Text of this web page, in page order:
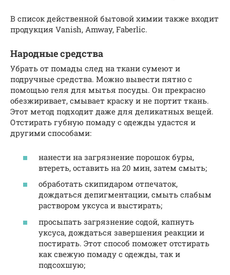
В список действенной бытовой химии также входит
продукция Vanish, Amway, Faberlic.
Народные средства
Убрать от помады след на ткани сумеют и
подручные средства. Можно вывести пятно с
помощью геля для мытья посуды. Он прекрасно
обезжиривает, смывает краску и не портит ткань.
Этот метод подходит даже для деликатных вещей.
Отстирать губную помаду с одежды удастся и
другими способами:
нанести на загрязнение порошок буры,
втереть, оставить на 20 мин, затем смыть;
обработать скипидаром отпечаток,
дождаться депигментации, смыть слабым
раствором уксуса и выстирать;
просыпать загрязнение содой, капнуть
уксуса, дождаться завершения реакции и
постирать. Этот способ поможет отстирать
как свежую помаду с одежды, так и
подсохшую;